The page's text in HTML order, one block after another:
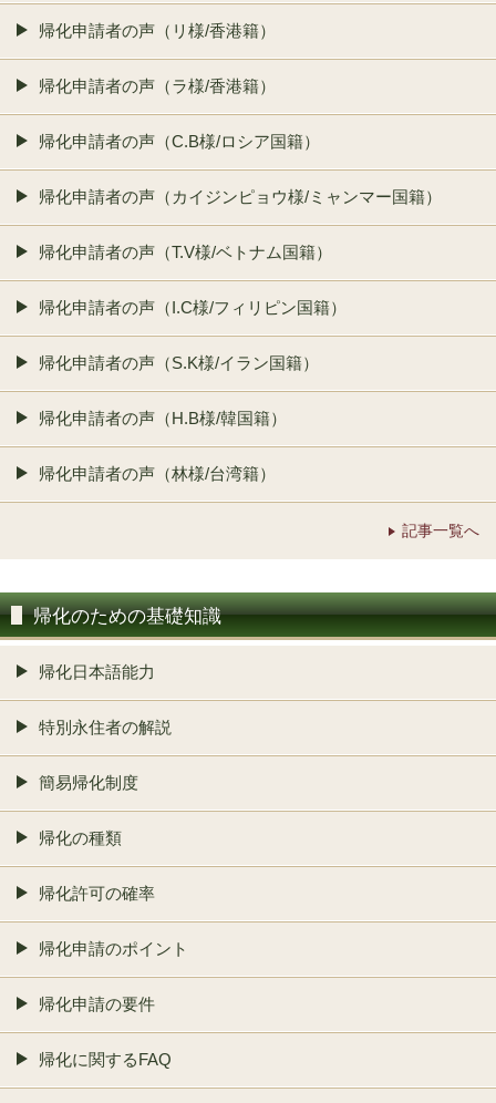
帰化申請者の声（リ様/香港籍）
帰化申請者の声（ラ様/香港籍）
帰化申請者の声（C.B様/ロシア国籍）
帰化申請者の声（カイジンピョウ様/ミャンマー国籍）
帰化申請者の声（T.V様/ベトナム国籍）
帰化申請者の声（I.C様/フィリピン国籍）
帰化申請者の声（S.K様/イラン国籍）
帰化申請者の声（H.B様/韓国籍）
帰化申請者の声（林様/台湾籍）
記事一覧へ
帰化のための基礎知識
帰化日本語能力
特別永住者の解説
簡易帰化制度
帰化の種類
帰化許可の確率
帰化申請のポイント
帰化申請の要件
帰化に関するFAQ